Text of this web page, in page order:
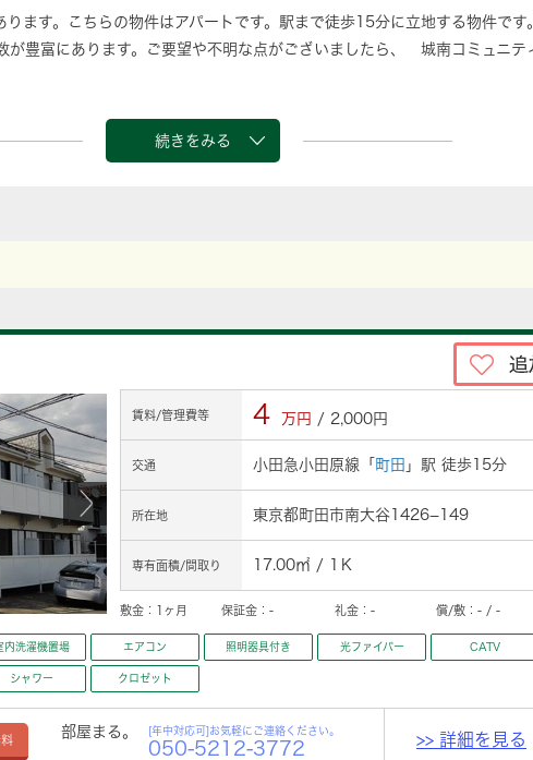
ます。こちらの物件はアパートです。駅まで徒歩15分に立地する物件です
が豊富にあります。ご要望や不明な点がございましたら、 城南コミュニテ
続きをみる
賃料/管理費等 4 万円 / 2,000円
交通 小田急小田原線「 町田 」駅 徒歩15分
所在地 東京都町田市南大谷1426−149
専有面積/間取り 17.00㎡ / 1Ｋ
敷金： 1ヶ月 保証金： - 礼金： - 償/敷： - / -
内洗濯機置場 エアコン 照明器具付き 光ファイバー CATV
シャワー クロゼット
部屋まる。 [年中対応可]お気軽にご連絡ください。
050-5212-3772 >> 詳細を見る